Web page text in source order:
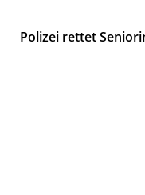
Polizei rettet